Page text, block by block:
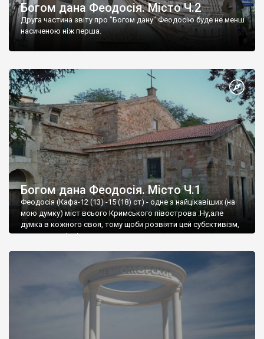
Богом дана Феодосія. Місто Ч.2
Друга частина звіту про "Богом дану" Феодосію буде не менш
насиченою ніж перша.
Богом дана Феодосія. Місто Ч.1
Феодосія (Кафа-12 (13) -15 (18) ст) - одне з найцікавіших (на
мою думку) міст всього Кримського півострова .Ну,але
думка в кожного своя, тому щоби розвіяти цей субєктивізм,
запрошую відвідати це